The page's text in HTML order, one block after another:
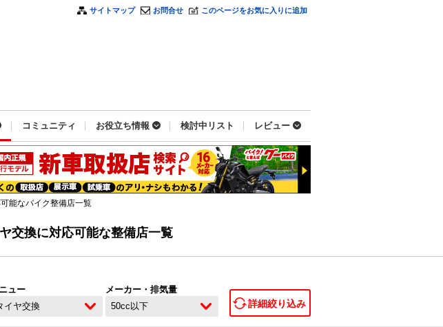
サイトマップ お問合せ このページをお気に入りに追加
コミュニティ お役立ち情報 検討中リスト レビュー
能なバイク整備店一覧
交換に対応可能な整備店一覧
ュー
イヤ交換
メーカー・排気量
50cc以下
詳細絞り込み